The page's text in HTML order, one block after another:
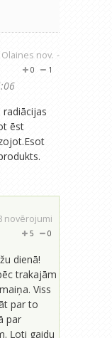
Olaines nov. -
1
0
radiācijas
ēst
novērojumi
0
5
dienā!
trakajām
Viss
par to
par
Ļoti gaidu